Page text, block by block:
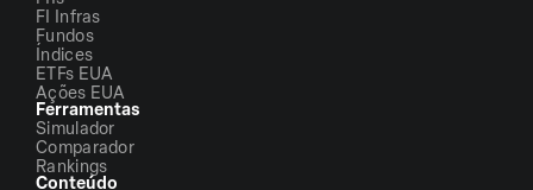
FI Infras
Fundos
Índices
ETFs EUA
Ações EUA
Ferramentas
Simulador
Comparador
Rankings
Conteúdo